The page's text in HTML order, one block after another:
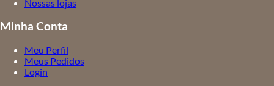
Nossas lojas
Minha Conta
Meu Perfil
Meus Pedidos
Login